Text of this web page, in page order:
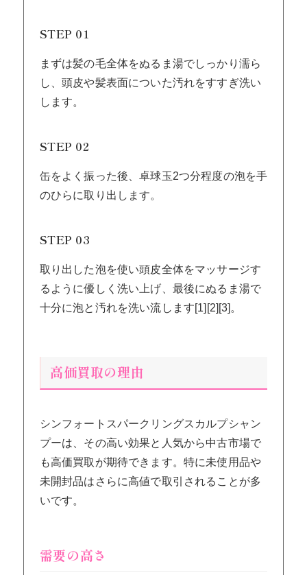
STEP 01
まずは髪の毛全体をぬるま湯でしっかり濡ら
し、頭皮や髪表面についた汚れをすすぎ洗い
します。
STEP 02
缶をよく振った後、卓球玉2つ分程度の泡を手
のひらに取り出します。
STEP 03
取り出した泡を使い頭皮全体をマッサージす
るように優しく洗い上げ、最後にぬるま湯で
十分に泡と汚れを洗い流します[1][2][3]。
高価買取の理由
シンフォートスパークリングスカルプシャン
プーは、その高い効果と人気から中古市場で
も高価買取が期待できます。特に未使用品や
未開封品はさらに高値で取引されることが多
いです。
需要の高さ